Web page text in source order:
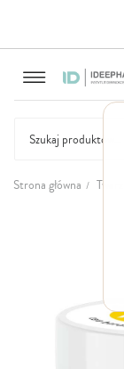
do
treści
Strona główna Twarz